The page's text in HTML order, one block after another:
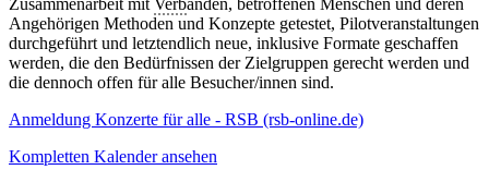
Angehörigen Methoden und Konzepte getestet, Pilotveranstaltungen
durchgeführt und letztendlich neue, inklusive Formate geschaffen
werden, die den Bedürfnissen der Zielgruppen gerecht werden und
die dennoch offen für alle Besucher/innen sind.
Anmeldung Konzerte für alle - RSB (rsb-online.de)
Kompletten Kalender ansehen